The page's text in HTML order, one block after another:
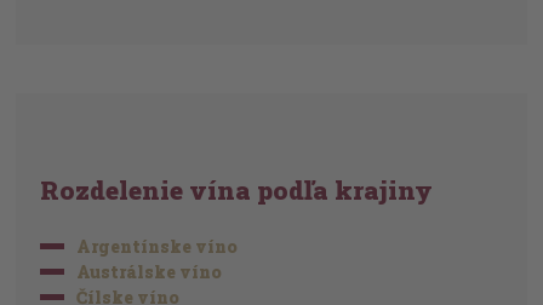
Rozdelenie vína podľa krajiny
Argentínske víno
Austrálske víno
Čílske víno